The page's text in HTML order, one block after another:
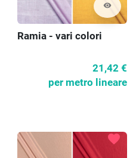
visibility
Ramia - vari colori
21,42 €
per metro lineare
favorite